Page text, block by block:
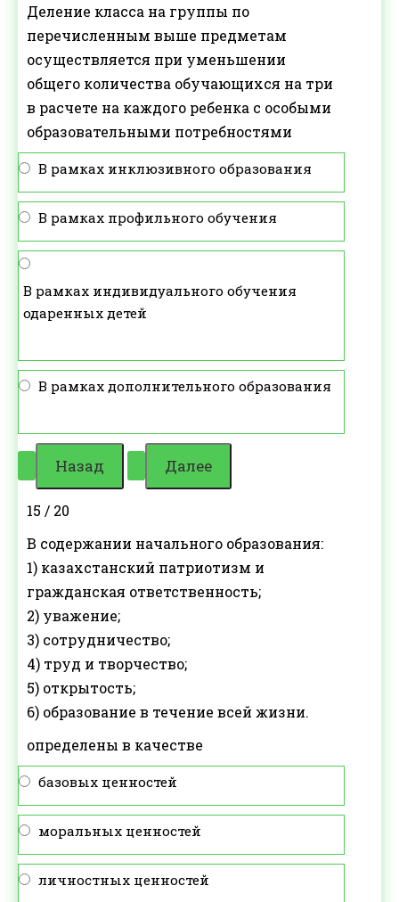
Деление класса на группы по
перечисленным выше предметам
осуществляется при уменьшении
общего количества обучающихся на три
в расчете на каждого ребенка с особыми
образовательными потребностями
В рамках инклюзивного образования
В рамках профильного обучения
В рамках индивидуального обучения
одаренных детей
В рамках дополнительного образования
15 / 20
В содержании начального образования:
1) казахстанский патриотизм и
гражданская ответственность;
2) уважение;
3) сотрудничество;
4) труд и творчество;
5) открытость;
6) образование в течение всей жизни.
определены в качестве
базовых ценностей
моральных ценностей
личностных ценностей